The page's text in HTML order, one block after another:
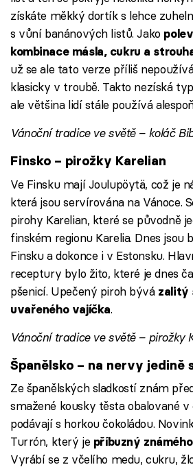
získáte měkký dortík s lehce
s vůní banánových listů. Jako
kombinace másla, cukru a
už se ale tato verze příliš
klasicky v troubě. Takto nezíská
ale většina lidí stále používá
Vánoční tradice ve světě – koláč
Finsko – pirožky Karelian
Ve Finsku mají Joulupöytä, což je
která jsou servírována na Vánoce.
pirohy Karelian, které se původně
finském regionu Karelia. Dnes jsou
Finsku a dokonce i v Estonsku.
receptury bylo žito, které je dnes
pšenicí. Upečený piroh bývá zalitý
uvařeného vajíčka.
Vánoční tradice ve světě – pirožky
Španělsko – na nervy jedině
Ze španělských sladkostí znám
smažené kousky těsta obalované
podávají s horkou čokoládou.
Turrón, který je příbuzný
Vyrábí se z včelího medu, cukru,